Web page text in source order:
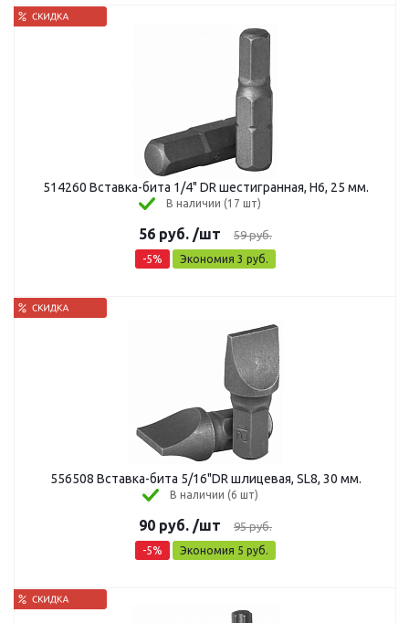
514260 Вставка-бита 1/4" DR шестигранная, H6, 25 мм.
В наличии (17 шт)
56 руб. /шт 59руб.
-5% Экономия 3 руб.
556508 Вставка-бита 5/16"DR шлицевая, SL8, 30 мм.
В наличии (6 шт)
90 руб. /шт 95руб.
-5% Экономия 5 руб.